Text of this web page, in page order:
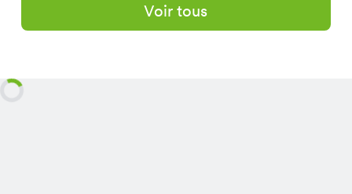
Voir tous